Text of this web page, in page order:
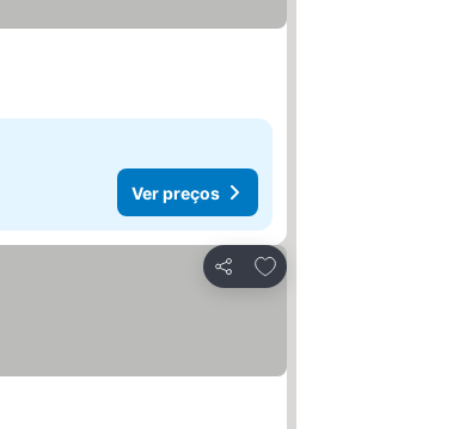
Ver preços
Partilhar
Adicionar aos favoritos